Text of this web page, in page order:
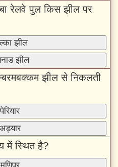
रेलवे पुल किस झील पर
झील
झील
झील से निकलती
में स्थित है?